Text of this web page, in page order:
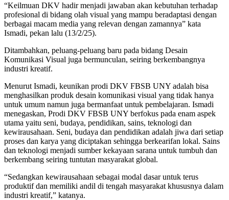
“Keilmuan DKV hadir menjadi jawaban akan kebutuhan terhadap
profesional di bidang olah visual yang mampu beradaptasi dengan
berbagai macam media yang relevan dengan zamannya” kata
Ismadi, pekan lalu (13/2/25).
Ditambahkan, peluang-peluang baru pada bidang Desain
Komunikasi Visual juga bermunculan, seiring berkembangnya
industri kreatif.
Menurut Ismadi, keunikan prodi DKV FBSB UNY adalah bisa
menghasilkan produk desain komunikasi visual yang tidak hanya
untuk umum namun juga bermanfaat untuk pembelajaran. Ismadi
menegaskan, Prodi DKV FBSB UNY berfokus pada enam aspek
utama yaitu seni, budaya, pendidikan, sains, teknologi dan
kewirausahaan. Seni, budaya dan pendidikan adalah jiwa dari setiap
proses dan karya yang diciptakan sehingga berkearifan lokal. Sains
dan teknologi menjadi sumber kekayaan sarana untuk tumbuh dan
berkembang seiring tuntutan masyarakat global.
“Sedangkan kewirausahaan sebagai modal dasar untuk terus
produktif dan memiliki andil di tengah masyarakat khususnya dalam
industri kreatif,” katanya.